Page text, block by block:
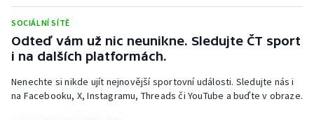
SOCIÁLNÍ SÍTĚ
Odteď vám už nic neunikne. Sledujte ČT sport
i na dalších platformách.
Nenechte si nikde ujít nejnovější sportovní události. Sledujte nás i
na Facebooku, X, Instagramu, Threads či YouTube a buďte v obraze.